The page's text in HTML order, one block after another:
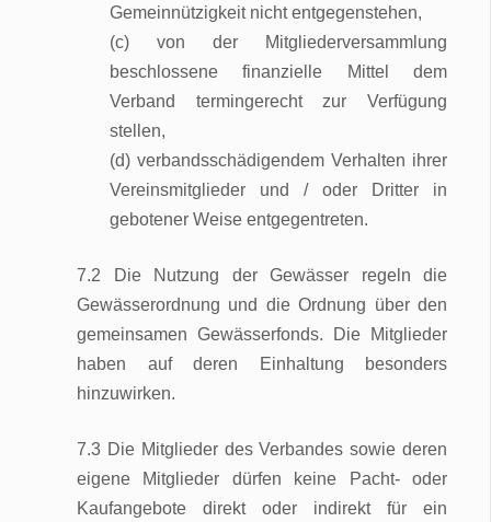
Gemeinnützigkeit nicht entgegenstehen,
(c) von der Mitgliederversammlung
beschlossene finanzielle Mittel dem
Verband termingerecht zur Verfügung
stellen,
(d) verbandsschädigendem Verhalten ihrer
Vereinsmitglieder und / oder Dritter in
gebotener Weise entgegentreten.
7.2 Die Nutzung der Gewässer regeln die
Gewässerordnung und die Ordnung über den
gemeinsamen Gewässerfonds. Die Mitglieder
haben auf deren Einhaltung besonders
hinzuwirken.
7.3 Die Mitglieder des Verbandes sowie deren
eigene Mitglieder dürfen keine Pacht- oder
Kaufangebote direkt oder indirekt für ein